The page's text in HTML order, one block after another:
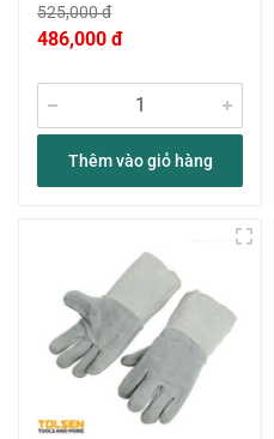
525,000 đ
486,000 đ
Thêm vào giỏ hàng